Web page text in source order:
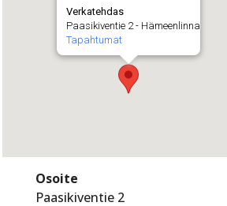
Verkatehdas
Paasikiventie 2 - Hämeenlinna
Tapahtumat
Osoite
Paasikiventie 2